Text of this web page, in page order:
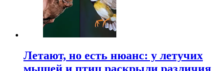
Летают, но есть нюанс: у летучих